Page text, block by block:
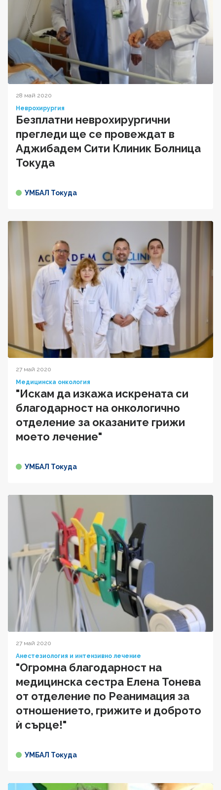
28 май 2020
Неврохирургия
Безплатни неврохирургични
прегледи ще се провеждат в
Аджибадем Сити Клиник Болница
Токуда
УМБАЛ Токуда
27 май 2020
Медицинска онкология
"Искам да изкажа искрената си
благодарност на онкологично
отделение за оказаните грижи
моето лечение"
УМБАЛ Токуда
27 май 2020
Анестезиология и интензивно лечение
"Огромна благодарност на
медицинска сестра Елена Тонева
от отделение по Реанимация за
отношението, грижите и доброто
ѝ сърце!"
УМБАЛ Токуда